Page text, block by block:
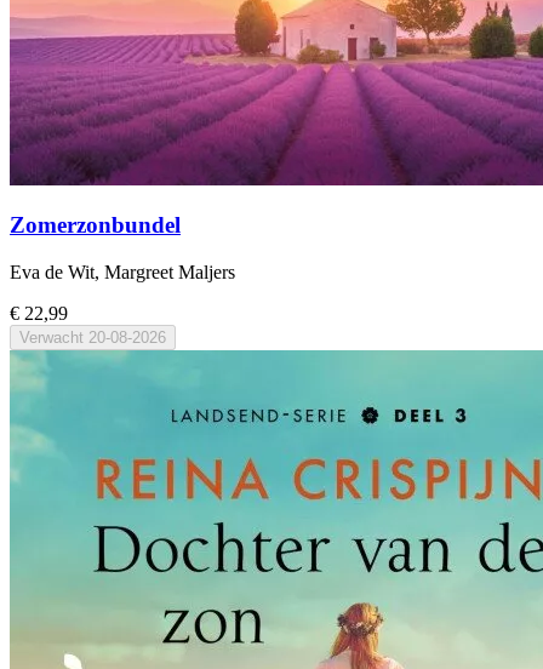
Zomerzonbundel
Eva de Wit, Margreet Maljers
€ 22,99
Verwacht 20-08-2026